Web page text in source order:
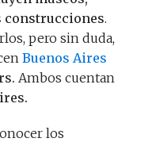
construcciones.
pero sin duda,
Buenos Aires
Ambos cuentan
los